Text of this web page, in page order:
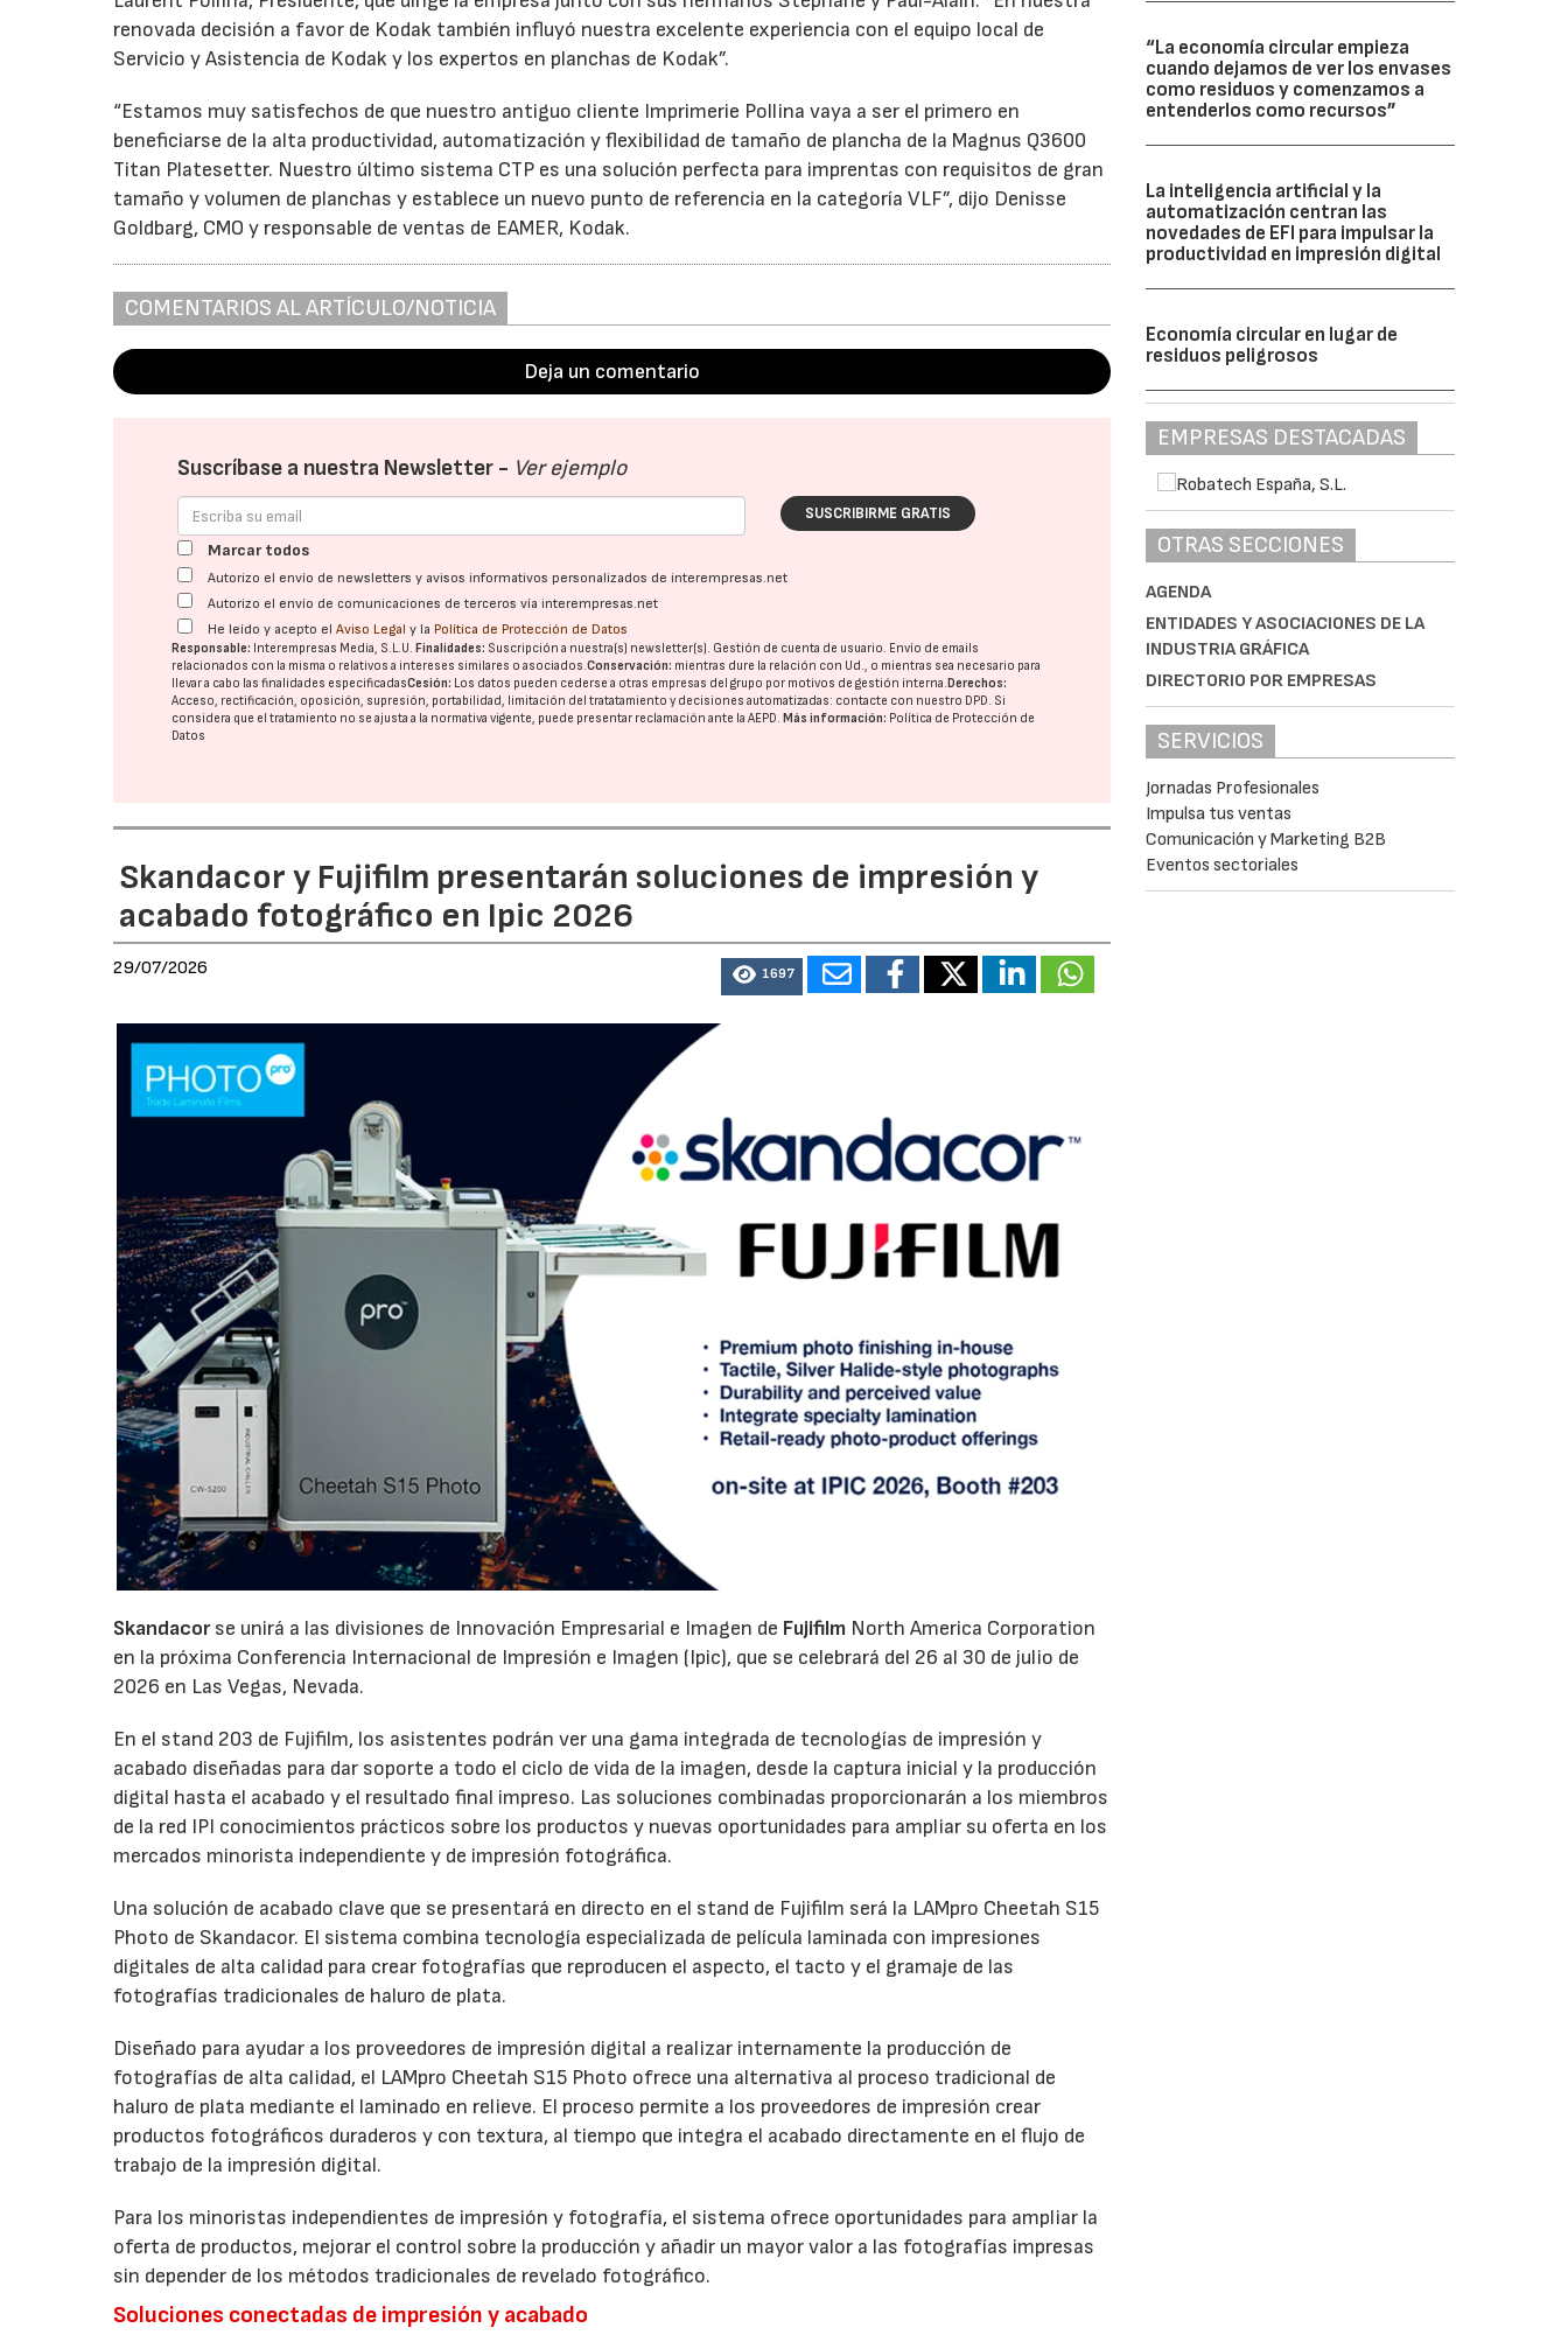
renovada decisión a favor de Kodak también influyó nuestra excelente experiencia con el equipo local de
Servicio y Asistencia de Kodak y los expertos en planchas de Kodak”.
“Estamos muy satisfechos de que nuestro antiguo cliente Imprimerie Pollina vaya a ser el primero en
beneficiarse de la alta productividad, automatización y flexibilidad de tamaño de plancha de la Magnus Q3600
Titan Platesetter. Nuestro último sistema CTP es una solución perfecta para imprentas con requisitos de gran
tamaño y volumen de planchas y establece un nuevo punto de referencia en la categoría VLF”, dijo Denisse
Goldbarg, CMO y responsable de ventas de EAMER, Kodak.
COMENTARIOS AL ARTÍCULO/NOTICIA
Deja un comentario
Suscríbase a nuestra Newsletter - Ver ejemplo
SUSCRIBIRME GRATIS
Marcar todos
Autorizo el envío de newsletters y avisos informativos personalizados de interempresas.net
Autorizo el envío de comunicaciones de terceros vía interempresas.net
He leído y acepto elAviso Legal y la Política de Protección de Datos
Responsable: Interempresas Media, S.L.U. Finalidades: Suscripción a nuestra(s) newsletter(s). Gestión de cuenta de usuario. Envío de emails
relacionados con la misma o relativos a intereses similares o asociados.Conservación: mientras dure la relación con Ud., o mientras sea necesario para
llevar a cabo las finalidades especificadasCesión: Los datos pueden cederse a otras empresas del grupo por motivos de gestión interna. Derechos:
Acceso, rectificación, oposición, supresión, portabilidad, limitación del tratatamiento y decisiones automatizadas: contacte con nuestro DPD. Si
considera que el tratamiento no se ajusta a la normativa vigente, puede presentar reclamación ante laAEPD. Más información: Política de Protección de
Datos
Skandacor y Fujifilm presentarán soluciones de impresión y
acabado fotográfico en Ipic 2026
29/07/2026 1697
Skandacorse unirá a las divisiones de Innovación Empresarial e Imagen de Fujifilm North America Corporation
en la próxima Conferencia Internacional de Impresión e Imagen (Ipic), que se celebrará del 26 al 30 de julio de
2026 en Las Vegas, Nevada.
En el stand 203 de Fujifilm, los asistentes podrán ver una gama integrada de tecnologías de impresión y
acabado diseñadas para dar soporte a todo el ciclo de vida de la imagen, desde la captura inicial y la producción
digital hasta el acabado y el resultado final impreso. Las soluciones combinadas proporcionarán a los miembros
de la red IPI conocimientos prácticos sobre los productos y nuevas oportunidades para ampliar su oferta en los
mercados minorista independiente y de impresión fotográfica.
Una solución de acabado clave que se presentará en directo en el stand de Fujifilm será la LAMpro Cheetah S15
Photo de Skandacor. El sistema combina tecnología especializada de película laminada con impresiones
digitales de alta calidad para crear fotografías que reproducen el aspecto, el tacto y el gramaje de las
fotografías tradicionales de haluro de plata.
Diseñado para ayudar a los proveedores de impresión digital a realizar internamente la producción de
fotografías de alta calidad, el LAMpro Cheetah S15 Photo ofrece una alternativa al proceso tradicional de
haluro de plata mediante el laminado en relieve. El proceso permite a los proveedores de impresión crear
productos fotográficos duraderos y con textura, al tiempo que integra el acabado directamente en el flujo de
trabajo de la impresión digital.
Para los minoristas independientes de impresión y fotografía, el sistema ofrece oportunidades para ampliar la
oferta de productos, mejorar el control sobre la producción y añadir un mayor valor a las fotografías impresas
sin depender de los métodos tradicionales de revelado fotográfico.
Soluciones conectadas de impresión y acabado
“La economía circular empieza
cuando dejamos de ver los envases
como residuos y comenzamos a
entenderlos como recursos”
La inteligencia artificial y la
automatización centran las
novedades de EFI para impulsar la
productividad en impresión digital
Economía circular en lugar de
residuos peligrosos
EMPRESAS DESTACADAS
OTRAS SECCIONES
AGENDA
ENTIDADES Y ASOCIACIONES DE LA
INDUSTRIA GRÁFICA
DIRECTORIO POR EMPRESAS
SERVICIOS
Jornadas Profesionales
Impulsa tus ventas
Comunicación y Marketing B2B
Eventos sectoriales